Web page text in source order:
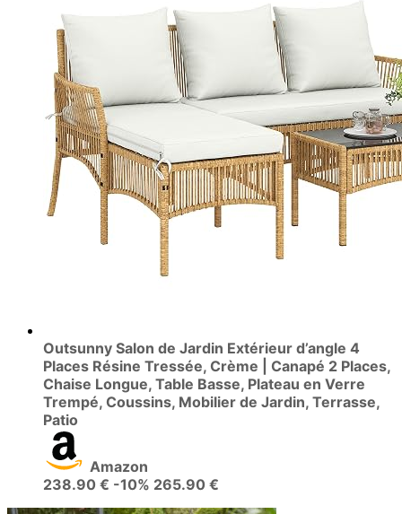
Outsunny Salon de Jardin Extérieur d’angle 4
Places Résine Tressée, Crème | Canapé 2 Places,
Chaise Longue, Table Basse, Plateau en Verre
Trempé, Coussins, Mobilier de Jardin, Terrasse,
Patio
Amazon
238.90 € -10% 265.90 €